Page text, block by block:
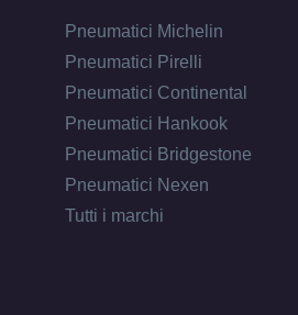
Pneumatici Michelin
Pneumatici Pirelli
Pneumatici Continental
Pneumatici Hankook
Pneumatici Bridgestone
Pneumatici Nexen
Tutti i marchi